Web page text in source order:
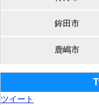
鉾田市
鹿嶋市
ツイート